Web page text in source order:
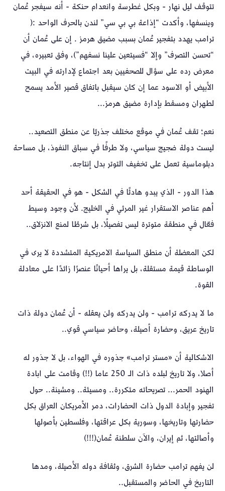
تتوقف ليل نهار - وبكل غطرسة وانعدام حنكة - أنه سيفجر عُمان
وينسفها، وأكدت “إذاعة بي بي سي” لندن بالحرف الواحد :(
ترامب يهدد بتفجير عُمان بسبب مضيق هرمز . إن على عُمان أن
“تحسن التصرف” وإلا “فسيتعين علينا نسفهم”)، وفق تعبيره، في
معرض رده على سؤال للصحفيين بعد اجتماع لإدارته في البيت
الأبيض أو الاسود عما إن كان سيقبل باتفاق قصير الأمد يسمح
لطهران ومسقط بإدارة مضيق هرمز...
نعم؛ تقف عُمان في موقع مختلف جذريًا عن منطق التصعيد..
ليست دولة ضجيج سياسي، ولا طرفًا في سباق النفوذ، بل مساحة
دبلوماسية تعمل على تخفيف التوتر بدل إنتاجه.
هذا الدور - الذي يبدو هادئًا في الشكل - هو في الحقيقة أحد
أهم عناصر الاستقرار غير المرئي في الخليج. لأن وجود وسيط
فعّال في منطقة متوترة ليس تفصيلًا، بل شرطًا لمنع الانزلاق..
لكن المعضلة أن منطق السياسة الامريكية المتشددة لا يرى في
الوساطة قيمة مستقلة، بل يراها أحيانًا عنصرًا زائدًا على معادلة
القوة.
ما لا يدركه ترامب - ولن يدركه ولن يعقله - أن عُمان دولة ذات
تاريخ عريق، وحضارة أصيلة، وحاضر سياسي قوي..
الاشكالية أن «مستر ترامب» جذوره في الهواء، بل لا جذور له
أصلا، ولا تاريخ لبلده ذات الـ 250 عاما (!!) وقامت على ابادة
الهنود الحمر... تصريحاته متكررة.. ومسيئة.. ومشينة.. حول
تفجير وإبادة الدول ذات الحضارات، دمر الأمريكان العراق بكل
حضارتها وتاريخها، وسورية بكل عراقتها، وفلسطين بأصولها
وأصالتها، ثم إيران، والآن سلطنة عُمان(!!!)
لن يفهم ترامب حضارة الشرق، وثقافة دوله الأصيلة، ومدها
التاريخ في الحاضر والمستقبل..